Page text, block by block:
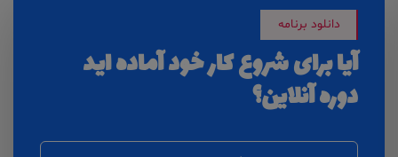
دانلود برنامه
آیا برای شروع کار خود آماده اید
دوره آنلاین؟